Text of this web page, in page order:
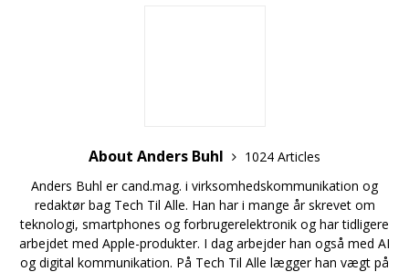
About Anders Buhl
1024 Articles
Anders Buhl er cand.mag. i virksomhedskommunikation og
redaktør bag Tech Til Alle. Han har i mange år skrevet om
teknologi, smartphones og forbrugerelektronik og har tidligere
arbejdet med Apple-produkter. I dag arbejder han også med AI
og digital kommunikation. På Tech Til Alle lægger han vægt på